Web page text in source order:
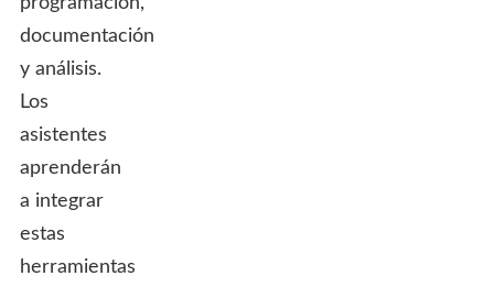
documentación
y análisis.
Los
asistentes
aprenderán
a integrar
estas
herramientas